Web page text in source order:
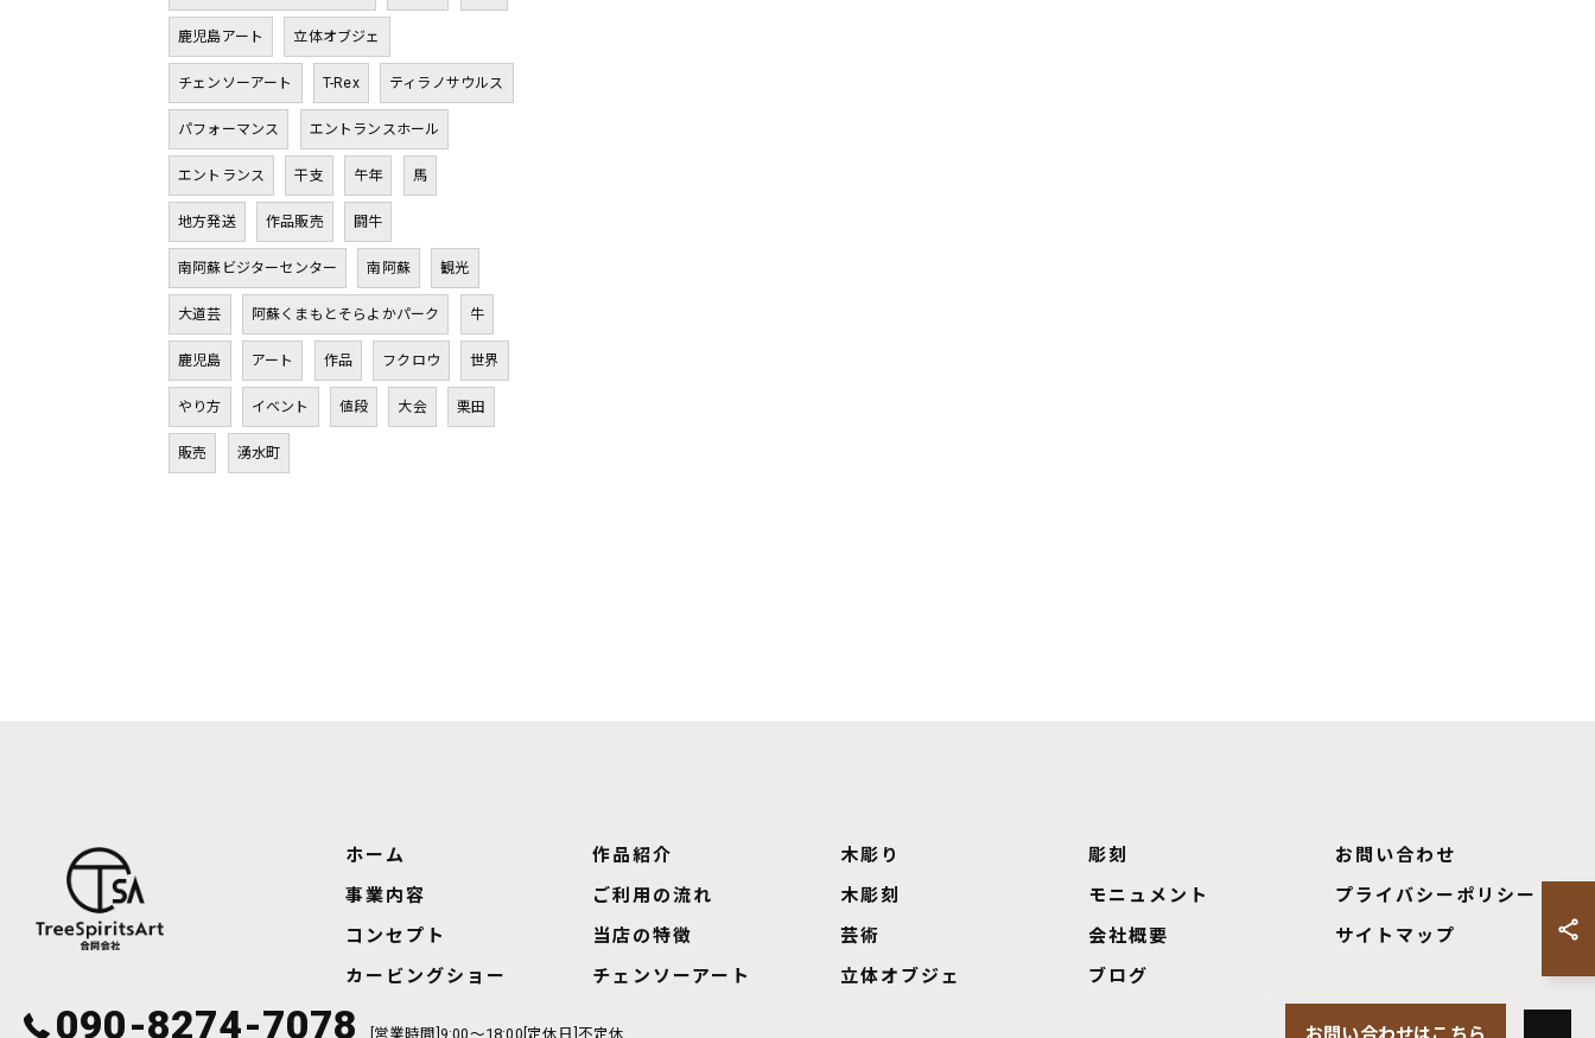
鹿児島アート 立体オブジェ
チェンソーアート T-Rex ティラノサウルス
パフォーマンス エントランスホール
エントランス 干支 午年 馬
地方発送 作品販売 闘牛
南阿蘇ビジターセンター 南阿蘇 観光
大道芸 阿蘇くまもとそらよかパーク 牛
鹿児島 アート 作品 フクロウ 世界
やり方 イベント 値段 大会 栗田
販売 湧水町
090-8274-7078 [営業時間]9:00～18:00[定休日]不定休
ホーム
事業内容
コンセプト
カービングショー
作品紹介
ご利用の流れ
当店の特徴
チェンソーアート
木彫り
木彫刻
芸術
立体オブジェ
彫刻
モニュメント
会社概要
ブログ
お問い合わせ
プライバシーポリシー
サイトマップ